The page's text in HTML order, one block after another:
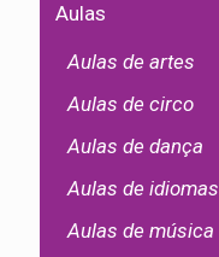
Aulas
Aulas de artes
Aulas de circo
Aulas de dança
Aulas de idiomas
Aulas de música